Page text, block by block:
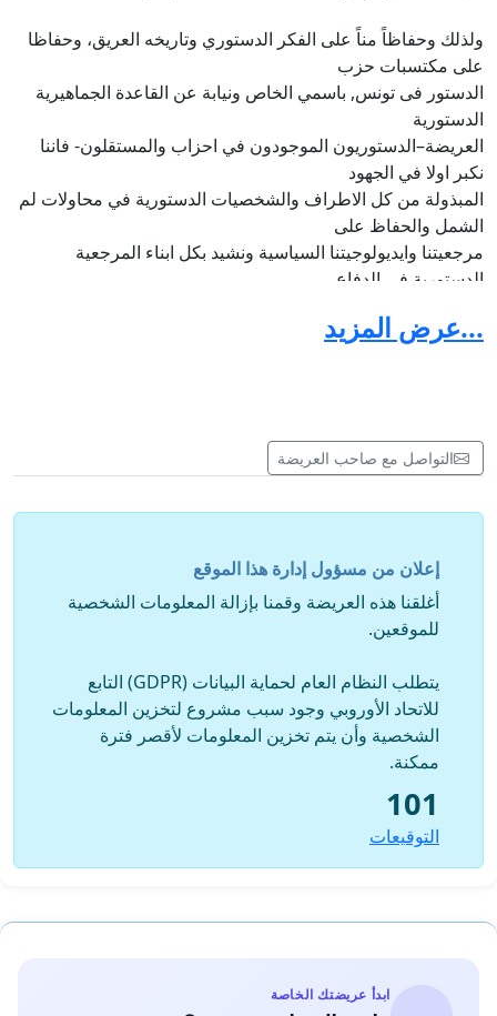
ولذلك وحفاظاً مناً على الفكر الدستوري وتاريخه العريق، وحفاظا
على مكتسبات حزب
الدستور فى تونس, باسمي الخاص ونيابة عن القاعدة الجماهيرية
الدستورية
العريضة–الدستوريون الموجودون في احزاب والمستقلون- فاننا
نكبر اولا في الجهود
المبذولة من كل الاطراف والشخصيات الدستورية في محاولات لم
الشمل والحفاظ على
مرجعيتنا وايديولوجيتنا السياسية ونشيد بكل ابناء المرجعية
الدستورية في الدفاع
الزعيم والمجاهد
الاكبر الراحل الحبيب بورقيبة رفقة رجال بررة انجزوا ما كان واجب
والتشييد وصولا الى الرئيس السابق زين العابدين بن علي الذي حب
انجز العديد من الانجازات والمكتسبات الا ان الوضع الذي وصل اليه
الحزب معه في
سنواته الاخيرة كان ينبئ بانهياره حيث ان الحزب صار مؤسسة
جامع بالحابل والنابل وخير دليل بعد ما يسمى بثورة 14 جانفي
الى اصولهم كالنهضويين واليساريين الانتهازيين والقوميين ... ولم
يبقى يناضل على المرجعية
وصالح بن يوسف
فاليوسفيين دستوريون وهذا لا مناص منه ومن هنا ادعو الغوغائيين
الى الكف عن اختلاق
بالوحدة الدستورية
وتدعيم سُبُل حماية الفكر ومكتسباته العديدة من أي اعتداء وتزييف
...عرض المزيد
التواصل مع صاحب العريضة
إعلان من مسؤول إدارة هذا الموقع
أغلقنا هذه العريضة وقمنا بإزالة المعلومات الشخصية
للموقعين.
يتطلب النظام العام لحماية البيانات (GDPR) التابع
للاتحاد الأوروبي وجود سبب مشروع لتخزين المعلومات
الشخصية وأن يتم تخزين المعلومات لأقصر فترة
ممكنة.
101
التوقيعات
ابدأ عريضتك الخاصة